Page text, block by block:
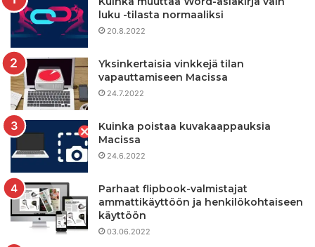
luku -tilasta normaaliksi
20.8.2022
Yksinkertaisia ​​vinkkejä tilan
vapauttamiseen Macissa
24.7.2022
Kuinka poistaa kuvakaappauksia
Macissa
24.6.2022
Parhaat flipbook-valmistajat
ammattikäyttöön ja henkilökohtaiseen
käyttöön
03.06.2022